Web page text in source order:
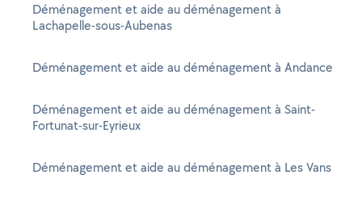
Déménagement et aide au déménagement à
Lachapelle-sous-Aubenas
Déménagement et aide au déménagement à Andance
Déménagement et aide au déménagement à Saint-
Fortunat-sur-Eyrieux
Déménagement et aide au déménagement à Les Vans